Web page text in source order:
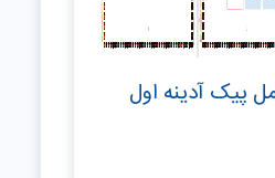
پیک آدینه اول